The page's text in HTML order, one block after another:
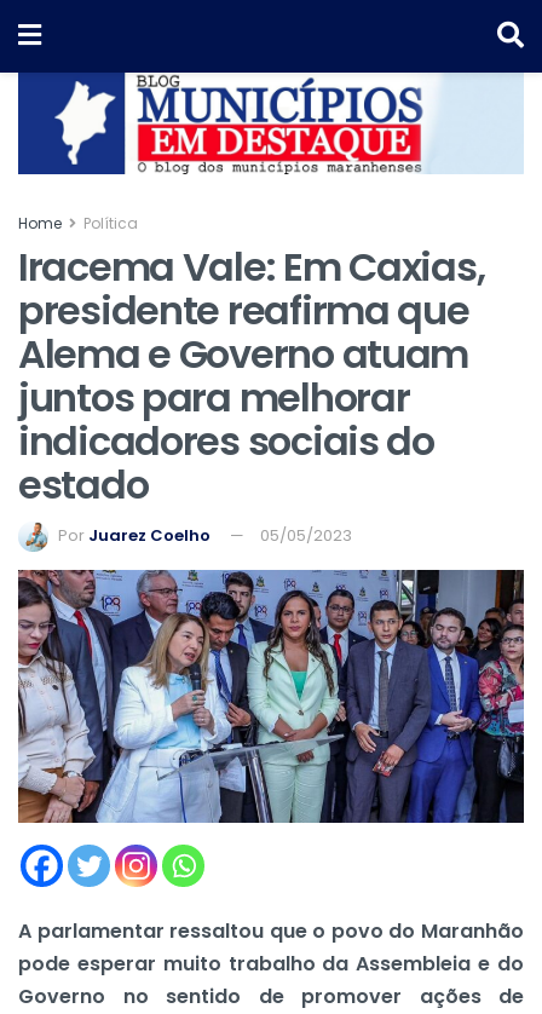
Home Política
Iracema Vale: Em Caxias,
presidente reafirma que
Alema e Governo atuam
juntos para melhorar
indicadores sociais do
estado
Por Juarez Coelho 05/05/2023
A parlamentar ressaltou que o povo do Maranhão
pode esperar muito trabalho da Assembleia e do
Governo no sentido de promover ações de